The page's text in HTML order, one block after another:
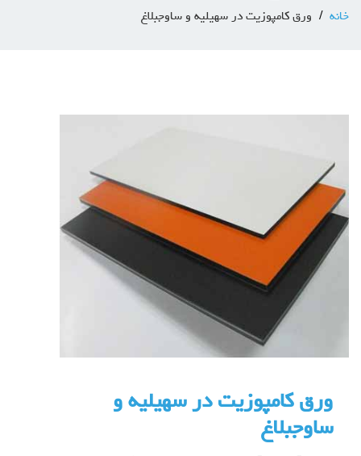
خانه ورق کامپوزیت در سهیلیه و ساوجبلاغ
ورق کامپوزیت در سهیلیه و
ساوجبلاغ